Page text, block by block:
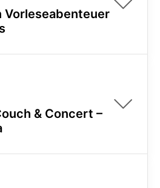
Vorleseabenteuer
& Concert –